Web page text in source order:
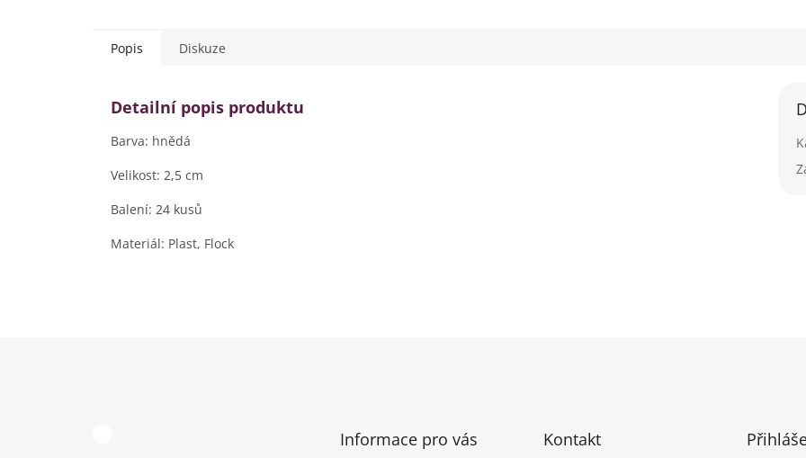
Popis Diskuze
Detailní popis produktu
Barva: hnědá
Velikost: 2,5 cm
Balení: 24 kusů
Materiál: Plast, Flock
Informace pro vás Kontakt